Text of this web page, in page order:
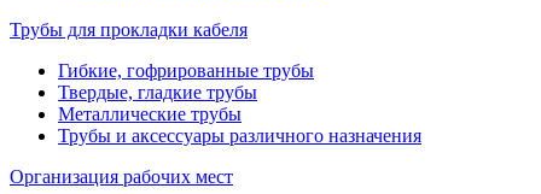
Трубы для прокладки кабеля
Гибкие, гофрированные трубы
Твердые, гладкие трубы
Металлические трубы
Трубы и аксессуары различного назначения
Организация рабочих мест